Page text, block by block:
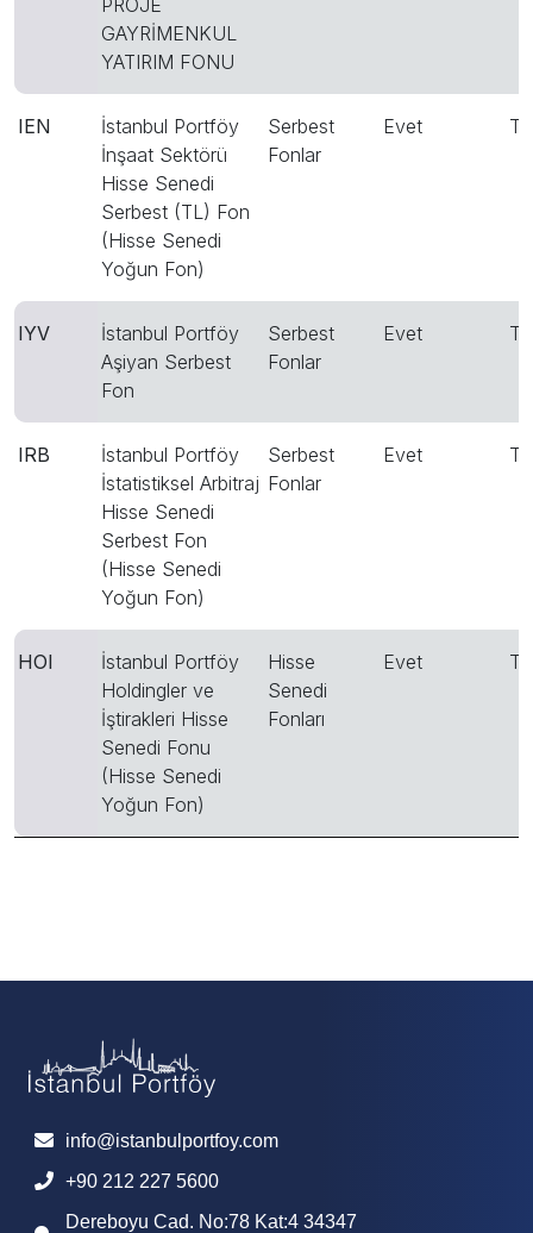
PROJE
GAYRİMENKUL
YATIRIM FONU
IEN
İstanbul Portföy
İnşaat Sektörü
Hisse Senedi
Serbest (TL) Fon
(Hisse Senedi
Yoğun Fon)
Serbest
Fonlar
Evet
IYV
İstanbul Portföy
Aşiyan Serbest
Fon
Serbest
Fonlar
Evet
IRB
İstanbul Portföy
İstatistiksel Arbitraj
Hisse Senedi
Serbest Fon
(Hisse Senedi
Yoğun Fon)
Serbest
Fonlar
Evet
HOI
İstanbul Portföy
Holdingler ve
İştirakleri Hisse
Senedi Fonu
(Hisse Senedi
Yoğun Fon)
Hisse
Senedi
Fonları
Evet
info@istanbulportfoy.com
+90 212 227 5600
Dereboyu Cad. No:78 Kat:4 34347